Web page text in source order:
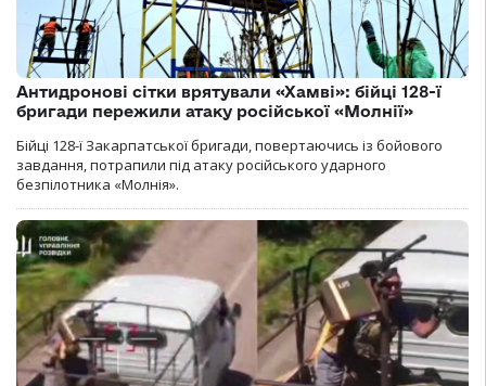
Антидронові сітки врятували «Хамві»: бійці 128-ї
бригади пережили атаку російської «Молнії»
Бійці 128-ї Закарпатської бригади, повертаючись із бойового
завдання, потрапили під атаку російського ударного
безпілотника «Молнія».